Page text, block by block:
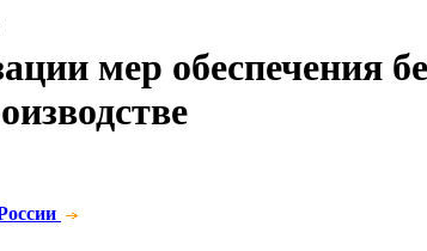
мер обеспечения